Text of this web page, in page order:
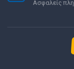
Ασφαλείς